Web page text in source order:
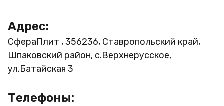
Адрес:
СфераПлит , 356236, Ставропольский край,
Шпаковский район, с.Верхнерусское,
ул.Батайская 3
Телефоны: